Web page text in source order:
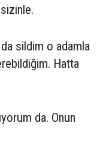
sildim o adamla
Hatta
da. Onun